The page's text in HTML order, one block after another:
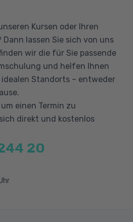
und beenden
und speichern
verwalten
festlegen
umbenennen,
löschen
Ausnahmeregelungen
oder der optierenden
Kursen oder Ihren
lassen Sie sich von uns
wir die für Sie passende
und helfen Ihnen
Standorts – entweder
einen Termin zu
direkt und kostenlos
20